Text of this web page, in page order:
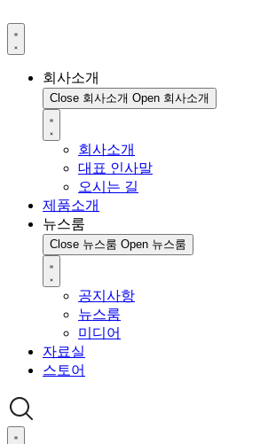
회사소개
Close 회사소개 Open 회사소개
회사소개
대표 인사말
오시는 길
제품소개
뉴스룸
Close 뉴스룸 Open 뉴스룸
공지사항
뉴스룸
미디어
자료실
스토어